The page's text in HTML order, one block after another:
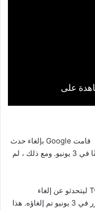
تجدر الإشارة إلى أنه في الآونة الأخيرة ، قامت Google بإلغاء حدث
Android 11 Beta الذي كان مقرراً سابقًا في 3 يونيو. ومع ذلك ، لم
توجه فريق مطوري Google إلى Twitter ليتحدثو عن إلغاء
الحدث. فتقول التغريدة أن الحدث المقرر في 3 يونيو تم إلغاؤه. هذا